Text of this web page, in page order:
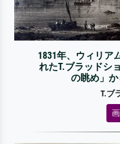
1831年、ウィリア
れたT.ブラッドシ
の眺め」
T.ブ